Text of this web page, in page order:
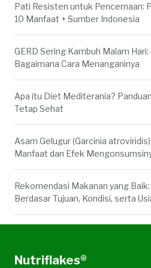
Pati Resisten untuk Pencernaan:
10 Manfaat + Sumber Indonesia
GERD Sering Kambuh Malam
Bagaimana Cara Menanganinya
Apa itu Diet Mediterania?
Tetap Sehat
Asam Gelugur (Garcinia
Manfaat dan Efek
Rekomendasi Makanan yang
Berdasar Tujuan, Kondisi, serta
Nutriflakes®